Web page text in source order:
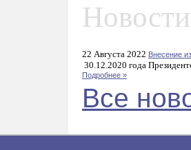
22 Августа 2022 Внесение
30.12.2020 года
Подробнее »
Все